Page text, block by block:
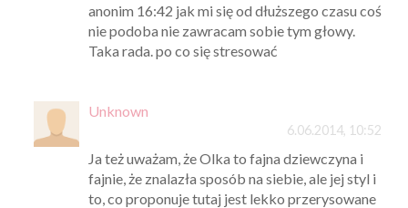
anonim 16:42 jak mi się od dłuższego czasu coś
nie podoba nie zawracam sobie tym głowy.
Taka rada. po co się stresować
Unknown
6.06.2014, 10:52
Ja też uważam, że Olka to fajna dziewczyna i
fajnie, że znalazła sposób na siebie, ale jej styl i
to, co proponuje tutaj jest lekko przerysowane